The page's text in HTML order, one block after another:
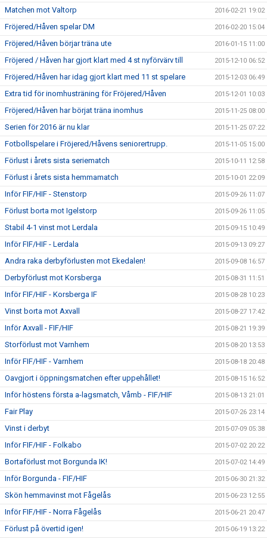
Matchen mot Valtorp 2016-02-21 19:02
Fröjered/Håven spelar DM 2016-02-20 15:04
Fröjered/Håven börjar träna ute 2016-01-15 11:00
Fröjered / Håven har gjort klart med 4 st nyförvärv till 2015-12-10 06:52
Fröjered/Håven har idag gjort klart med 11 st spelare 2015-12-03 06:49
Extra tid för inomhusträning för Fröjered/Håven 2015-12-01 10:03
Fröjered/Håven har börjat träna inomhus 2015-11-25 08:00
Serien för 2016 är nu klar 2015-11-25 07:22
Fotbollspelare i Fröjered/Håvens seniorertrupp. 2015-11-05 15:00
Förlust i årets sista seriematch 2015-10-11 12:58
Förlust i årets sista hemmamatch 2015-10-01 22:09
Inför FIF/HIF - Stenstorp 2015-09-26 11:07
Förlust borta mot Igelstorp 2015-09-26 11:05
Stabil 4-1 vinst mot Lerdala 2015-09-15 10:49
Inför FIF/HIF - Lerdala 2015-09-13 09:27
Andra raka derbyförlusten mot Ekedalen! 2015-09-08 16:57
Derbyförlust mot Korsberga 2015-08-31 11:51
Inför FIF/HIF - Korsberga IF 2015-08-28 10:23
Vinst borta mot Axvall 2015-08-27 17:42
Inför Axvall - FIF/HIF 2015-08-21 19:39
Storförlust mot Varnhem 2015-08-20 13:53
Inför FIF/HIF - Varnhem 2015-08-18 20:48
Oavgjort i öppningsmatchen efter uppehållet! 2015-08-15 16:52
Inför höstens första a-lagsmatch, Våmb - FIF/HIF 2015-08-13 21:01
Fair Play 2015-07-26 23:14
Vinst i derbyt 2015-07-09 05:38
Inför FIF/HIF - Folkabo 2015-07-02 20:22
Bortaförlust mot Borgunda IK! 2015-07-02 14:49
Inför Borgunda - FIF/HIF 2015-06-30 21:32
Skön hemmavinst mot Fågelås 2015-06-23 12:55
Inför FIF/HIF - Norra Fågelås 2015-06-21 20:47
Förlust på övertid igen! 2015-06-19 13:22